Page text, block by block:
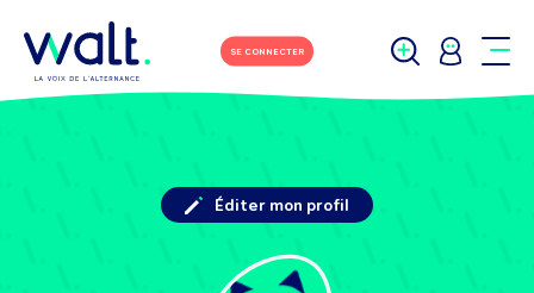
SE CONNECTER
Éditer mon profil